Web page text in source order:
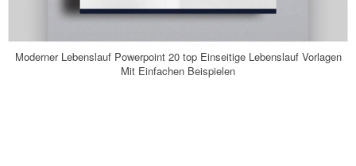
Moderner Lebenslauf Powerpoint 20 top Einseitige Lebenslauf Vorlagen
Mit Einfachen Beispielen